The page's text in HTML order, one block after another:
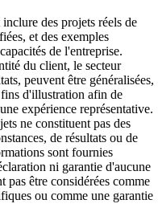
des projets réels de
et des exemples
de l'entreprise.
du client, le secteur
peuvent être généralisées,
fins d'illustration afin de
expérience représentative.
ne constituent pas des
de résultats ou de
sont fournies
ni garantie d'aucune
pas être considérées comme
ou comme une garantie